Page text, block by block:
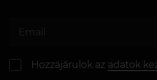
Hozzájárulok az adatok